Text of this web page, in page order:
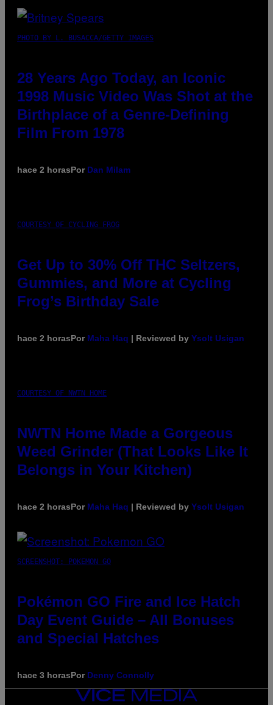
PHOTO BY L. BUSACCA/GETTY IMAGES
28 Years Ago Today, an Iconic
1998 Music Video Was Shot at the
Birthplace of a Genre-Defining
Film From 1978
hace 2 horasPor Dan Milam
COURTESY OF CYCLING FROG
Get Up to 30% Off THC Seltzers,
Gummies, and More at Cycling
Frog’s Birthday Sale
hace 2 horasPor Maha Haq | Reviewed by Ysolt Usigan
COURTESY OF NWTN HOME
NWTN Home Made a Gorgeous
Weed Grinder (That Looks Like It
Belongs in Your Kitchen)
hace 2 horasPor Maha Haq | Reviewed by Ysolt Usigan
SCREENSHOT: POKEMON GO
Pokémon GO Fire and Ice Hatch
Day Event Guide – All Bonuses
and Special Hatches
hace 3 horasPor Denny Connolly
VICE